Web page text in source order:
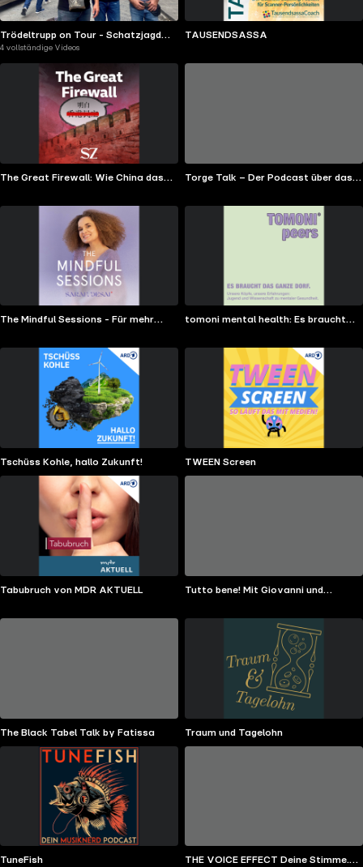
Trödeltrupp on Tour - Schatzjagd
durch Europa
4 vollständige Videos
TAUSENDSASSA
The Great Firewall: Wie China das
Torge Talk – Der Podcast über das
The Mindful Sessions - Für mehr
tomoni mental health: Es braucht
Tschüss Kohle, hallo Zukunft! TWEEN Screen
Tabubruch von MDR AKTUELL
Tutto bene! Mit Giovanni und
The Black Tabel Talk by Fatissa Traum und Tagelohn
TuneFish
THE VOICE EFFECT Deine Stimme.